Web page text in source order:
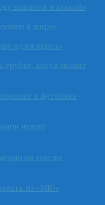
защитой и атакой»
в мире»
один игрок»
когда звонят
в футболке
нужно
на том же
из «МЮ»